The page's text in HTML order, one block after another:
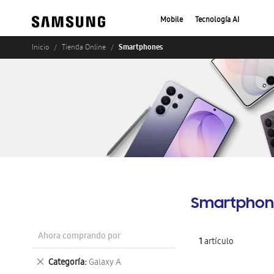
Mobile Tecnología AI
Inicio Tienda Online Smartphones
1artículo
Ahora comprando por
Categoría Galaxy A
Eliminar